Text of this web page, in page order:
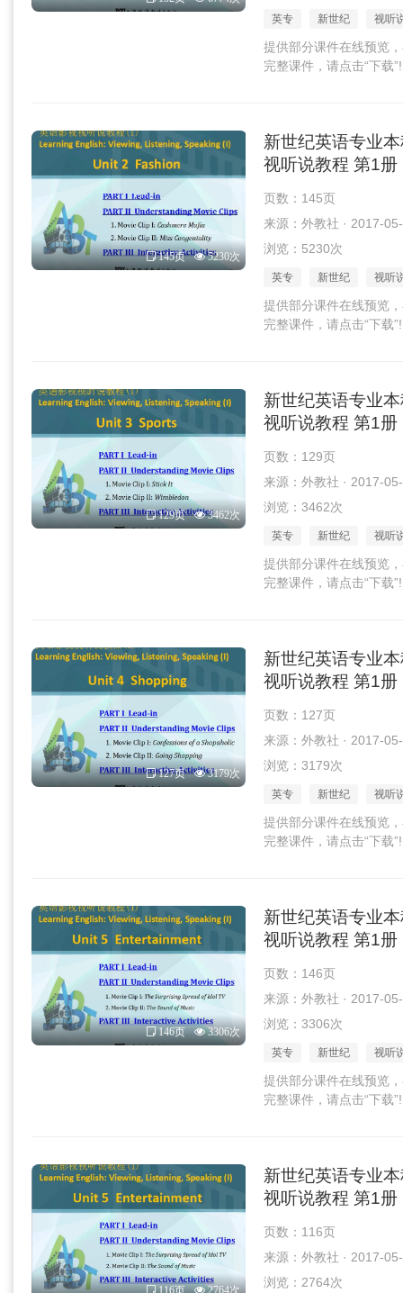
英专 新世纪 视听
提供部分课件在线预览
完整课件，请点击“下载”!
145页 5230次
新世纪英语专业
视听说教程 第1
页数：145页
来源：外教社 · 2017-
浏览：5230次
英专 新世纪 视听
提供部分课件在线预览
完整课件，请点击“下载”!
129页 3462次
新世纪英语专业
视听说教程 第1
页数：129页
来源：外教社 · 2017-
浏览：3462次
英专 新世纪 视听
提供部分课件在线预览
完整课件，请点击“下载”!
127页 3179次
新世纪英语专业
视听说教程 第1
页数：127页
来源：外教社 · 2017-
浏览：3179次
英专 新世纪 视听
提供部分课件在线预览
完整课件，请点击“下载”!
146页 3306次
新世纪英语专业
视听说教程 第1
页数：146页
来源：外教社 · 2017-
浏览：3306次
英专 新世纪 视听
提供部分课件在线预览
完整课件，请点击“下载”!
116页 2764次
新世纪英语专业
视听说教程 第1
页数：116页
来源：外教社 · 2017-
浏览：2764次